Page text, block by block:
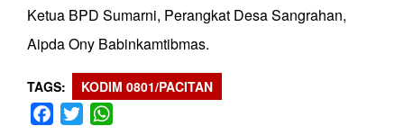
Ketua BPD Sumarni, Perangkat Desa Sangrahan,
Aipda Ony Babinkamtibmas.
TAGS KODIM 0801/PACITAN
Facebook
Twitter